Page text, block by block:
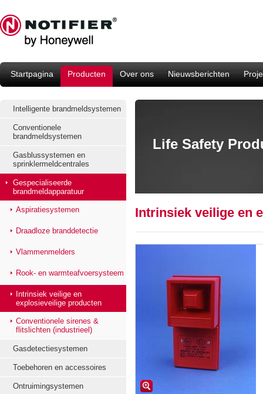
Startpagina Producten Over ons Nieuwsberichten
Intelligente brandmeldsystemen
Conventionele
brandmeldsystemen
Gasblussystemen en
sprinklermeldcentrales
Gespecialiseerde
brandmeldapparatuur
Aspiratiesystemen
Draadloze branddetectie
Vlammenmelders
Rook- en warmteafvoersysteem
Intrinsiek veilige en
explosieveilige producten
Conventionele sirenes &
flitslichten (industrieel)
Gasdetectiesystemen
Toebehoren en accessoires
Ontruimingsystemen
Life Safety
Intrinsiek veilige en